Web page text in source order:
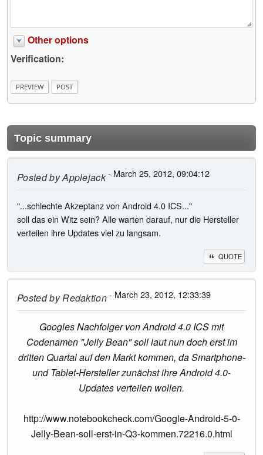
Other options
Verification:
Topic summary
Posted byApplejack- March 25, 2012, 09:04:12
"...schlechte Akzeptanz von Android 4.0 ICS..."
soll das ein Witz sein? Alle warten darauf, nur die Hersteller
verteilen ihre Updates viel zu langsam.
QUOTE
Posted byRedaktion- March 23, 2012, 12:33:39
Googles Nachfolger von Android 4.0 ICS mit
Codenamen "Jelly Bean" soll laut nun doch erst im
dritten Quartal auf den Markt kommen, da Smartphone-
und Tablet-Hersteller zunächst ihre Android 4.0-
Updates verteilen wollen.
http://www.notebookcheck.com/Google-Android-5-0-
Jelly-Bean-soll-erst-in-Q3-kommen.72216.0.html